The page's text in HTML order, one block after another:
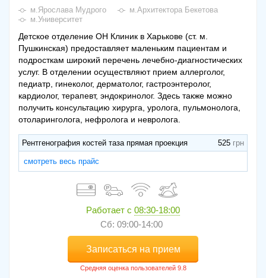
м.Ярослава Мудрого
м.Архитектора Бекетова
м.Университет
Детское отделение ОН Клиник в Харькове (ст. м.
Пушкинская) предоставляет маленьким пациентам и
подросткам широкий перечень лечебно-диагностических
услуг. В отделении осуществляют прием аллерголог,
педиатр, гинеколог, дерматолог, гастроэнтеролог,
кардиолог, терапевт, эндокринолог. Здесь также можно
получить консультацию хирурга, уролога, пульмонолога,
отоларинголога, нефролога и невролога.
Рентгенография костей таза прямая проекция 525
смотреть весь прайс
Работает с 08:30-18:00
Сб: 09:00-14:00
Записаться на прием